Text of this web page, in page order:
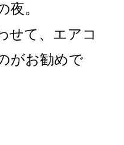
夜。
せて、エアコ
がお勧めで